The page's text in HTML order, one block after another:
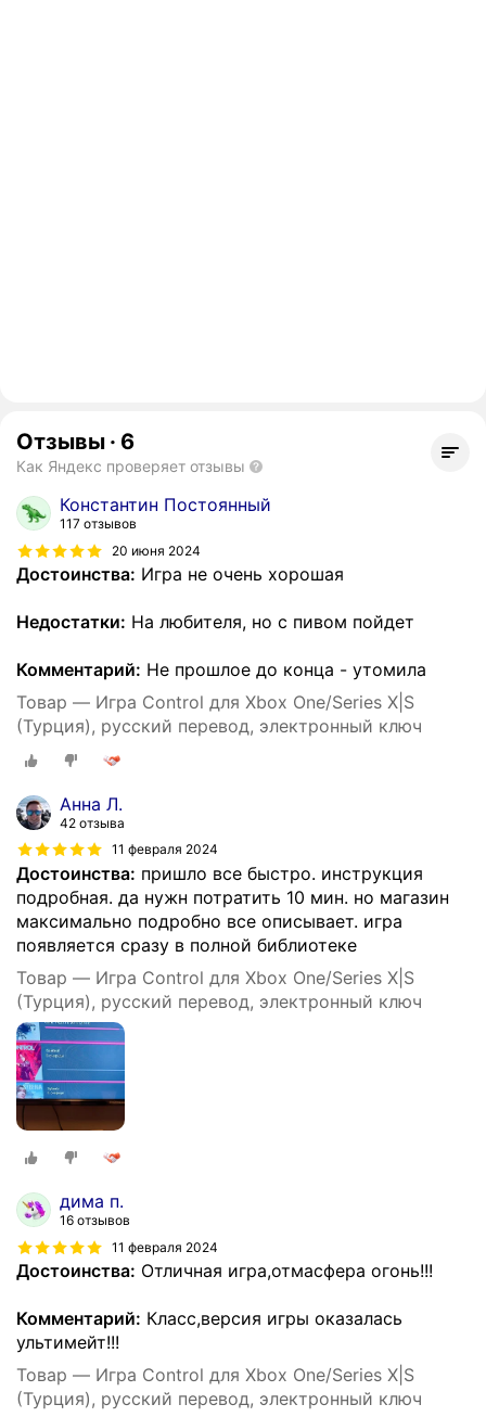
Отзывы · 6
Как Яндекс проверяет отзывы
Константин Постоянный
117 отзывов
20 июня 2024
Достоинства: Игра не очень хорошая
Недостатки: На любителя, но с пивом пойдет
Комментарий: Не прошлое до конца - утомила
Товар — Игра Control для Xbox One/Series X|S
(Турция), русский перевод, электронный ключ
Анна Л.
42 отзыва
11 февраля 2024
Достоинства: пришло все быстро. инструкция
подробная. да нужн потратить 10 мин. но магазин
максимально подробно все описывает. игра
появляется сразу в полной библиотеке
Товар — Игра Control для Xbox One/Series X|S
(Турция), русский перевод, электронный ключ
дима п.
16 отзывов
11 февраля 2024
Достоинства: Отличная игра,отмасфера огонь!!!
Комментарий: Класс,версия игры оказалась
ультимейт!!!
Товар — Игра Control для Xbox One/Series X|S
(Турция), русский перевод, электронный ключ